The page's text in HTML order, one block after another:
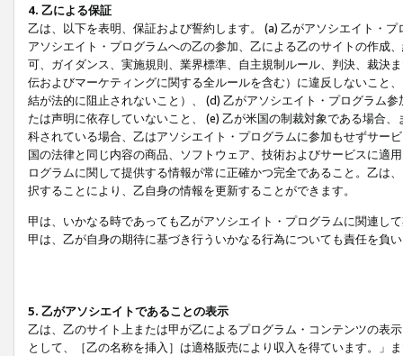
4. 乙による保証
乙は、以下を表明、保証および誓約します。 (a) 乙がアソシエイト・
アソシエイト・プログラムへの乙の参加、乙による乙のサイトの作成
可、ガイダンス、実施規則、業界標準、自主規制ルール、判決、裁決
伝およびマーケティングに関する全ルールを含む）に違反しないこと
結が法的に阻止されないこと）、 (d) 乙がアソシエイト・プログラム
たは声明に依存していないこと、 (e) 乙が米国の制裁対象である場合
科されている場合、乙はアソシエイト・プログラムに参加もせずサー
国の法律と同じ内容の商品、ソフトウェア、技術およびサービスに適
ログラムに関して提供する情報が常に正確かつ完全であること。乙は
択することにより、乙自身の情報を更新することができます。
甲は、いかなる時であっても乙がアソシエイト・プログラムに関連し
甲は、乙が自身の期待に基づき行ういかなる行為についても責任を負
5. 乙がアソシエイトであることの表示
乙は、乙のサイト上または甲が乙によるプログラム・コンテンツの表
として、［乙の名称を挿入］は適格販売により収入を得ています。」